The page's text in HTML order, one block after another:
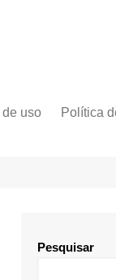
de uso Política
Pesquisar